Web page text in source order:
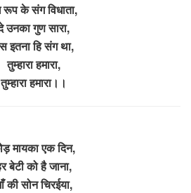
रूप के संग विधाता,
उनका गुण सारा,
इतना हि संग था,
तुम्हारा हमारा,
तुम्हारा हमारा।।
मायका एक दिन,
बेटी को है जाना,
की सोन चिरईया,